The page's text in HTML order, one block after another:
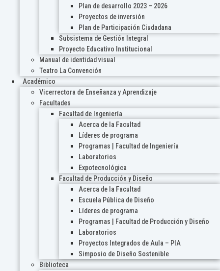
Plan de desarrollo 2023 – 2026
Proyectos de inversión
Plan de Participación Ciudadana
Subsistema de Gestión Integral
Proyecto Educativo Institucional
Manual de identidad visual
Teatro La Convención
Académico
Vicerrectora de Enseñanza y Aprendizaje
Facultades
Facultad de Ingeniería
Acerca de la Facultad
Líderes de programa
Programas | Facultad de Ingeniería
Laboratorios
Expotecnológica
Facultad de Producción y Diseño
Acerca de la Facultad
Escuela Pública de Diseño
Líderes de programa
Programas | Facultad de Producción y Diseño
Laboratorios
Proyectos Integrados de Aula – PIA
Simposio de Diseño Sostenible
Biblioteca